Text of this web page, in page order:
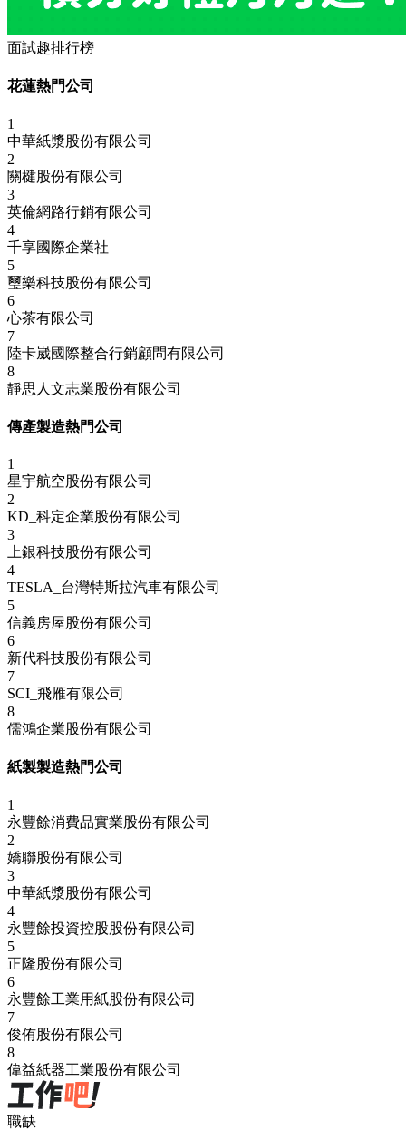
面試趣排行榜
花蓮熱門公司
1
中華紙漿股份有限公司
2
關楗股份有限公司
3
英倫網路行銷有限公司
4
千享國際企業社
5
璽樂科技股份有限公司
6
心茶有限公司
7
陸卡崴國際整合行銷顧問有限公司
8
靜思人文志業股份有限公司
傳產製造熱門公司
1
星宇航空股份有限公司
2
KD_科定企業股份有限公司
3
上銀科技股份有限公司
4
TESLA_台灣特斯拉汽車有限公司
5
信義房屋股份有限公司
6
新代科技股份有限公司
7
SCI_飛雁有限公司
8
儒鴻企業股份有限公司
紙製製造熱門公司
1
永豐餘消費品實業股份有限公司
2
嬌聯股份有限公司
3
中華紙漿股份有限公司
4
永豐餘投資控股股份有限公司
5
正隆股份有限公司
6
永豐餘工業用紙股份有限公司
7
俊侑股份有限公司
8
偉益紙器工業股份有限公司
職缺